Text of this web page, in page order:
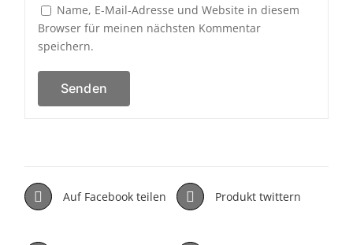
Name, E-Mail-Adresse und Website in diesem
Browser für meinen nächsten Kommentar
speichern.
Auf Facebook teilen Produkt twittern